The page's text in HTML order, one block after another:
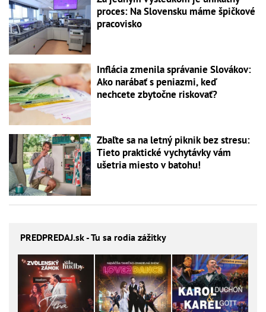
proces: Na Slovensku máme špičkové
pracovisko
Inflácia zmenila správanie Slovákov:
Ako narábať s peniazmi, keď
nechcete zbytočne riskovať?
Zbaľte sa na letný piknik bez stresu:
Tieto praktické vychytávky vám
ušetria miesto v batohu!
PREDPREDAJ.sk - Tu sa rodia zážitky